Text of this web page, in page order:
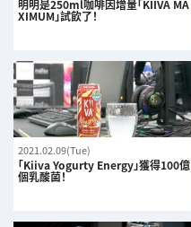
明明是250ml咖啡因增量「KIIVA MA
XIMUM」試飲了！
2021.02.09(Tue)
「Kiiva Yogurty Energy」獲得100億
個乳酸菌！